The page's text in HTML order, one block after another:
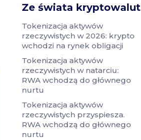
Ze świata kryptowalut
Tokenizacja aktywów
rzeczywistych w 2026: krypto
wchodzi na rynek obligacji
Tokenizacja aktywów
rzeczywistych w natarciu:
RWA wchodzą do głównego
nurtu
Tokenizacja aktywów
rzeczywistych przyspiesza.
RWA wchodzą do głównego
nurtu